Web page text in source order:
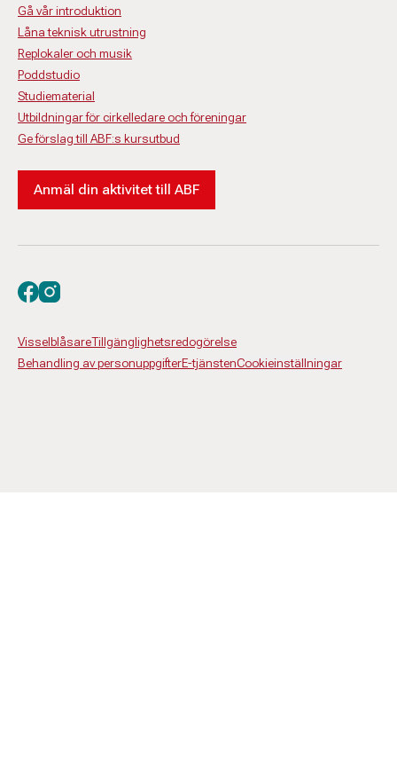
Gå vår introduktion
Låna teknisk utrustning
Replokaler och musik
Poddstudio
Studiematerial
Utbildningar för cirkelledare och föreningar
Ge förslag till ABF:s kursutbud
Anmäl din aktivitet till ABF
VisselblåsareTillgänglighetsredogörelse
Behandling av personuppgifterE-tjänstenCookieinställningar
Besök oss på facebook
Besök oss på instagram